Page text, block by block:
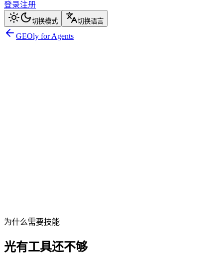
登录注册
切换模式 切换语言
GEOly for Agents
为什么需要技能
光有工具还不够